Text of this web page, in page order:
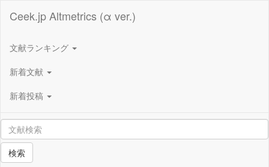
Ceek.jp Altmetrics (α ver.)
文献ランキング
新着文献
新着投稿
検索